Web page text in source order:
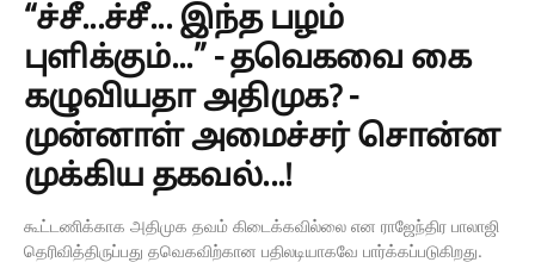
“ச்சீ...ச்சீ... இந்த பழம்
புளிக்கும்...” - தவெகவை கை
கழுவியதா அதிமுக? -
முன்னாள் அமைச்சர் சொன்ன
முக்கிய தகவல்...!
கூட்டணிக்காக அதிமுக தவம் கிடைக்கவில்லை என ராஜேந்திர பாலாஜி
தெரிவித்திருப்பது தவெகவிற்கான பதிலடியாகவே பார்க்கப்படுகிறது.